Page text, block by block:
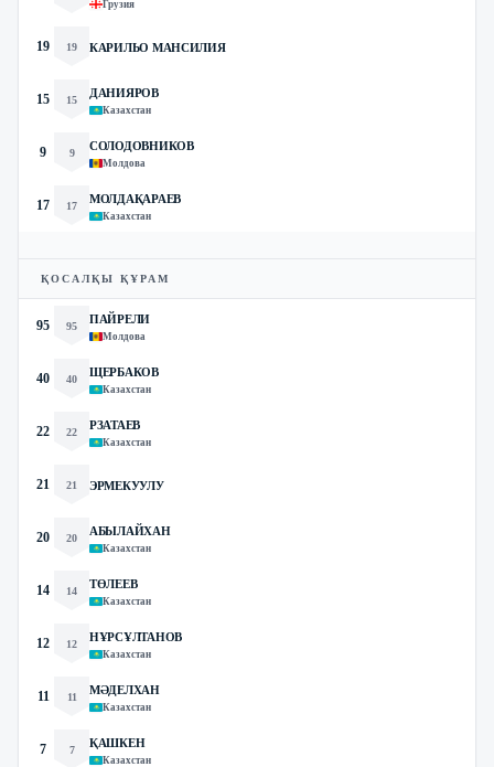
Грузия
19 19 КАРИЛЬО МАНСИЛИЯ
15 15
ДАНИЯРОВ
Казахстан
9 9
СОЛОДОВНИКОВ
Молдова
17 17
МОЛДАҚАРАЕВ
Казахстан
ҚОСАЛҚЫ ҚҰРАМ
95 95
ПАЙРЕЛИ
Молдова
40 40
ЩЕРБАКОВ
Казахстан
22 22
РЗАТАЕВ
Казахстан
21 21 ЭРМЕКУУЛУ
20 20
АБЫЛАЙХАН
Казахстан
14 14
ТӨЛЕЕВ
Казахстан
12 12
НҰРСҰЛТАНОВ
Казахстан
11 11
МӘДЕЛХАН
Казахстан
7 7
ҚАШКЕН
Казахстан